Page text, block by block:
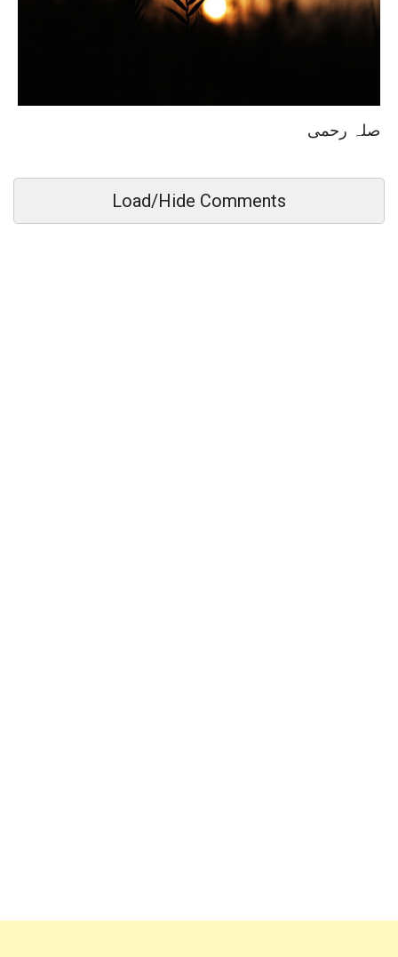
صلہ رحمی
Load/Hide Comments